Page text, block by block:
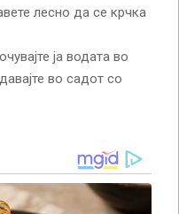
лесно да се крчка
ја водата во
во садот со